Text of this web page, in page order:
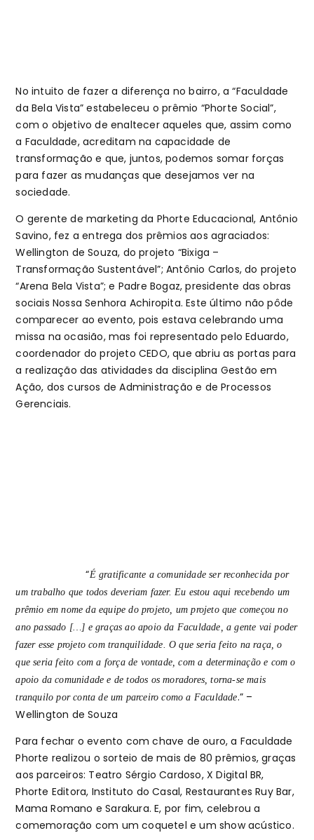
No intuito de fazer a diferença no bairro, a “Faculdade
da Bela Vista” estabeleceu o prêmio “Phorte Social”,
com o objetivo de enaltecer aqueles que, assim como
a Faculdade, acreditam na capacidade de
transformação e que, juntos, podemos somar forças
para fazer as mudanças que desejamos ver na
sociedade.
O gerente de marketing da Phorte Educacional, Antônio
Savino, fez a entrega dos prêmios aos agraciados:
Wellington de Souza, do projeto “Bixiga –
Transformação Sustentável”; Antônio Carlos, do projeto
“Arena Bela Vista”; e Padre Bogaz, presidente das obras
sociais Nossa Senhora Achiropita. Este último não pôde
comparecer ao evento, pois estava celebrando uma
missa na ocasião, mas foi representado pelo Eduardo,
coordenador do projeto CEDO, que abriu as portas para
a realização das atividades da disciplina Gestão em
Ação, dos cursos de Administração e de Processos
Gerenciais.
“É gratificante a comunidade ser reconhecida por
um trabalho que todos deveriam fazer. Eu estou aqui recebendo um
prêmio em nome da equipe do projeto, um projeto que começou no
ano passado […] e graças ao apoio da Faculdade, a gente vai poder
fazer esse projeto com tranquilidade. O que seria feito na raça, o
que seria feito com a força de vontade, com a determinação e com o
apoio da comunidade e de todos os moradores, torna-se mais
tranquilo por conta de um parceiro como a Faculdade.” –
Wellington de Souza
Para fechar o evento com chave de ouro, a Faculdade
Phorte realizou o sorteio de mais de 80 prêmios, graças
aos parceiros: Teatro Sérgio Cardoso, X Digital BR,
Phorte Editora, Instituto do Casal, Restaurantes Ruy Bar,
Mama Romano e Sarakura. E, por fim, celebrou a
comemoração com um coquetel e um show acústico.